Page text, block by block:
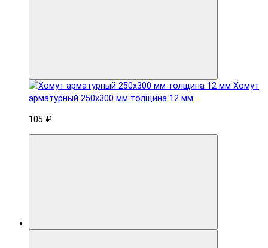
Хомут
арматурный 250x300 мм толщина 12 мм
105 ₽